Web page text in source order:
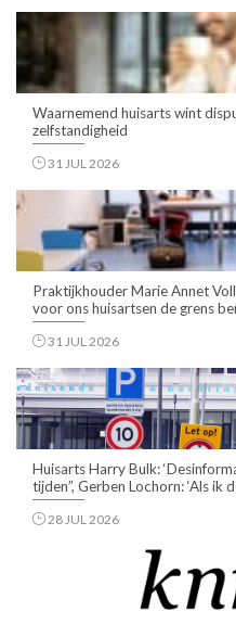
Waarnemend huisarts wint
zelfstandigheid
31 JUL 2026
Praktijkhouder Marie Annet
voor ons huisartsen de grens
31 JUL 2026
Huisarts Harry Bulk:
tijden”, Gerben Lochorn: ‘Als ik
28 JUL 2026